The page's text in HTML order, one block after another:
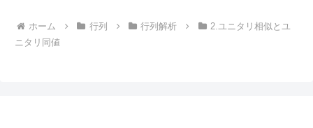
ホーム 行列 行列解析
2.ユニタリ相似とユ
ニタリ同値